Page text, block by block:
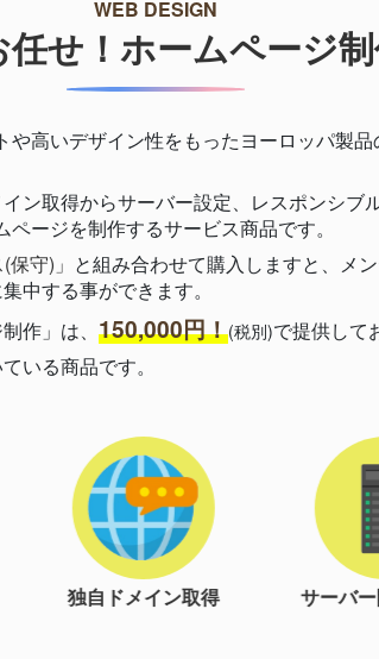
WEB DESIGN
せ！ホームページ
高いデザイン性をもったヨーロッパ製
ン取得からサーバー設定、レスポンシブ
ージを制作するサービス商品です。
守)」 と組み合わせて購入しますと、メ
中する事ができます。
作」は、 150,000円！(税別)で提供して
いる商品です。
サーバー開設＆設定 レイ